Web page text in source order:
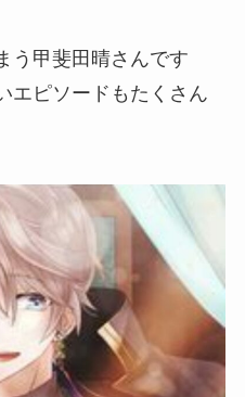
う 甲斐田晴さんです
エピソード もたくさん